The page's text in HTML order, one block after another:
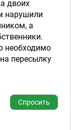
двоих
нарушили
а
необходимо
пересылку
Спросить